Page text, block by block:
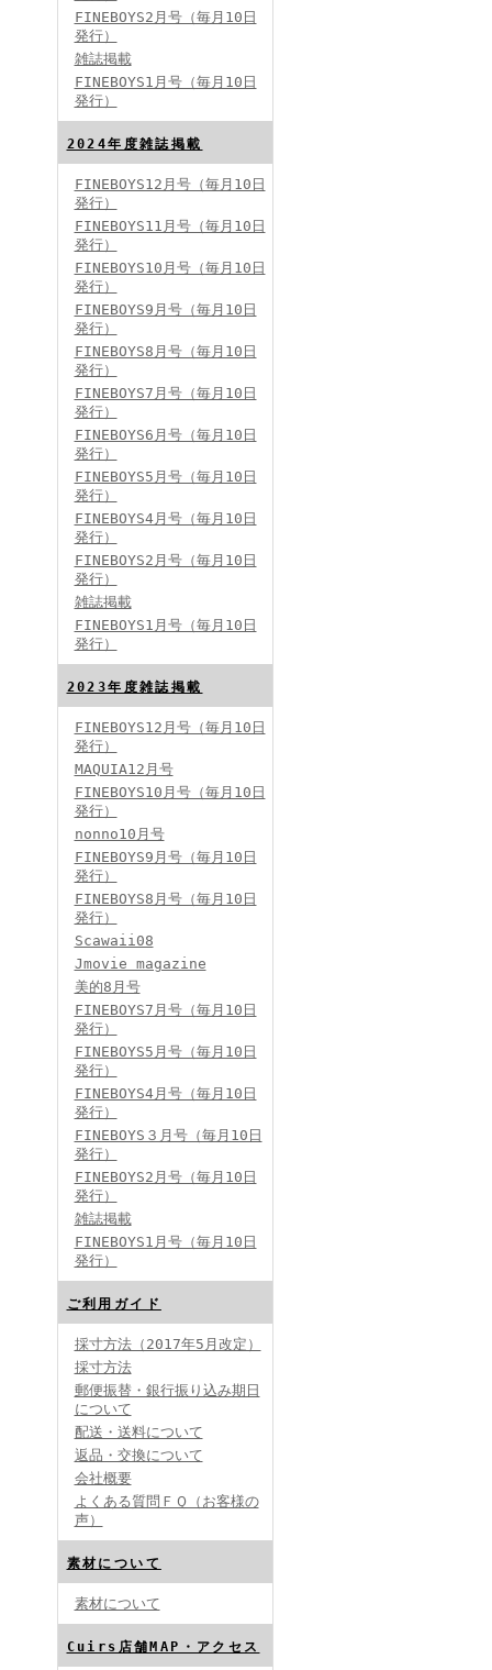
FINEBOYS2024年6月号
FINEBOYS2024年5月号
FINEBOYS2024年4月号
FINEBOYS2024年2月号
2024分バックナンバー
2023分バックナンバー
2022年分バックナンバー
2019年分バックナンバー
2018年分バックナンバー
2017年分バックナンバー
2016年分バックナンバー
2014年分バックナンバー
FINEBOYS2月号（毎月10日
発行）
雑誌掲載
FINEBOYS1月号（毎月10日
発行）
2024年度雑誌掲載
FINEBOYS12月号（毎月10日
発行）
FINEBOYS11月号（毎月10日
発行）
FINEBOYS10月号（毎月10日
発行）
FINEBOYS9月号（毎月10日
発行）
FINEBOYS8月号（毎月10日
発行）
FINEBOYS7月号（毎月10日
発行）
FINEBOYS6月号（毎月10日
発行）
FINEBOYS5月号（毎月10日
発行）
FINEBOYS4月号（毎月10日
発行）
FINEBOYS2月号（毎月10日
発行）
雑誌掲載
FINEBOYS1月号（毎月10日
発行）
2023年度雑誌掲載
FINEBOYS12月号（毎月10日
発行）
MAQUIA12月号
FINEBOYS10月号（毎月10日
発行）
nonno10月号
FINEBOYS9月号（毎月10日
発行）
FINEBOYS8月号（毎月10日
発行）
Scawaii08
Jmovie magazine
美的8月号
FINEBOYS7月号（毎月10日
発行）
FINEBOYS5月号（毎月10日
発行）
FINEBOYS4月号（毎月10日
発行）
FINEBOYS３月号（毎月10日
発行）
FINEBOYS2月号（毎月10日
発行）
雑誌掲載
FINEBOYS1月号（毎月10日
発行）
ご利用ガイド
採寸方法（2017年5月改定）
採寸方法
郵便振替・銀行振り込み期日
について
配送・送料について
返品・交換について
会社概要
よくある質問ＦＱ（お客様の
声）
素材について
素材について
Cuirs店舗MAP・アクセス